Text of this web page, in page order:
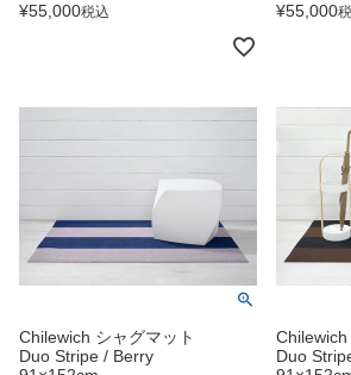
¥55,000税込
¥55,000
Chilewich シャグマット
Duo Stripe / Berry
Chilewich
Duo